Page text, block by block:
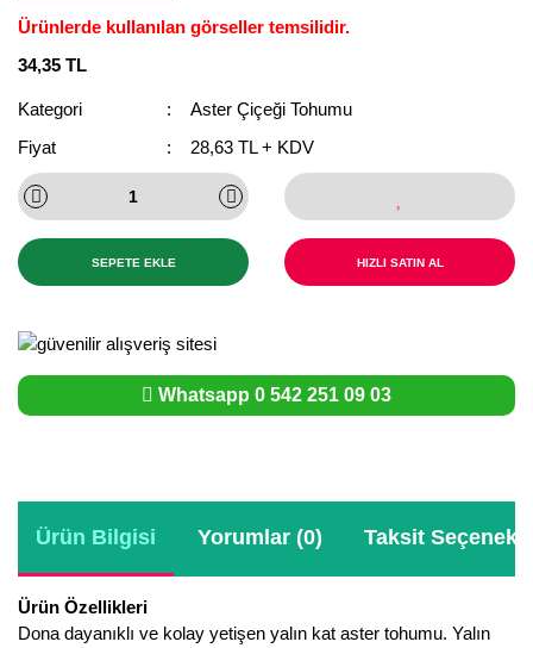
Ürünlerde kullanılan görseller temsilidir.
34,35 TL
Kategori
Aster Çiçeği Tohumu
Fiyat
28,63 TL + KDV
SEPETE EKLE HIZLI SATIN AL
Whatsapp 0 542 251 09 03
Ürün Bilgisi Yorumlar (0) Taksit
Ürün Özellikleri
Dona dayanıklı ve kolay yetişen yalın kat aster tohumu. Yalın